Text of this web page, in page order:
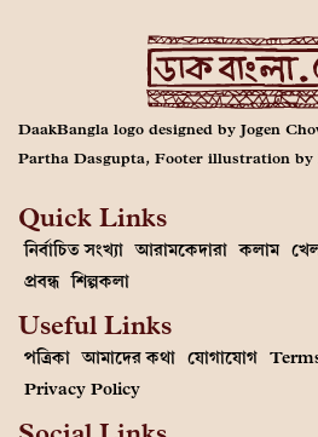
DaakBangla logo designed by Jogen
Partha Dasgupta, Footer illustration by
Quick Links
নির্বাচিত সংখ্যা আরামকেদারা কলাম
প্রবন্ধ শিল্পকলা
Useful Links
পত্রিকা আমাদের কথা যোগাযোগ
Privacy Policy